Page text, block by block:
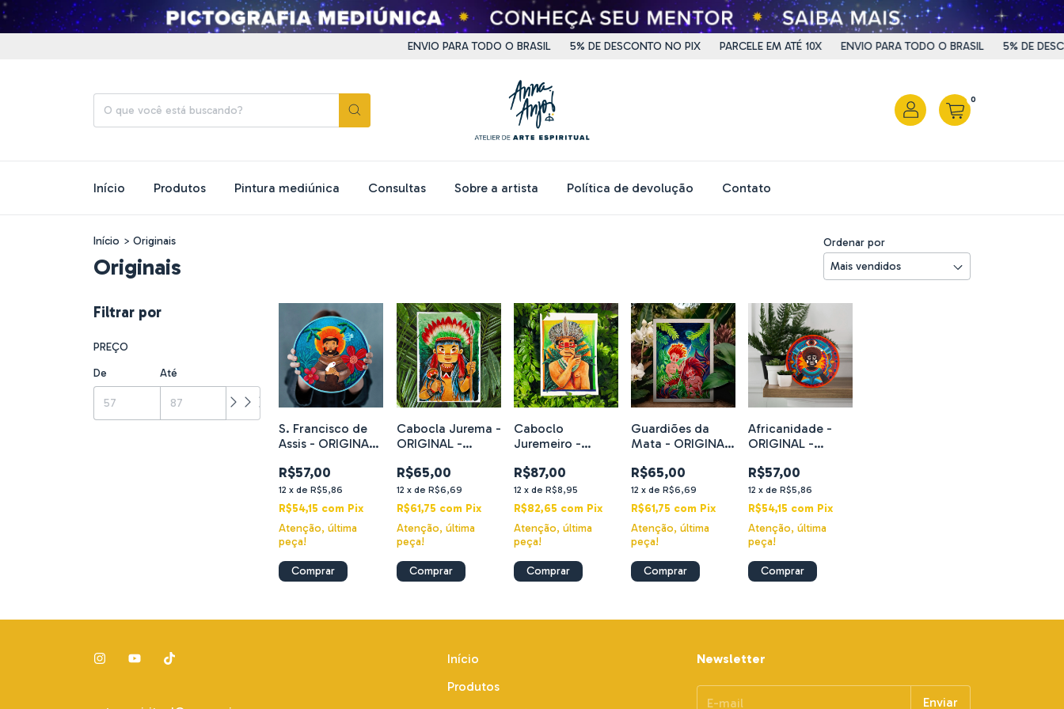
ENVIO PARA TODO O BRASIL 5% DE DESCONTO NO PIX PARCELE EM ATÉ 10X ENVIO PARA TODO O BRASIL 5% DE DESCONTO
0
Início Produtos Pintura mediúnica Consultas Sobre a artista Política de devolução Contato
Início > Originais
Originais
Ordenar por
Filtrar por
PREÇO
De
Até
S. Francisco de
Assis - ORIGINAL
madeira
R$57,00
12 xdeR$5,86
R$54,15 com Pix
Atenção, última
peça!
Cabocla Jurema -
ORIGINAL -
R$65,00
12 x de R$6,69
R$61,75 com Pix
Atenção, última
peça!
Caboclo
Juremeiro -
Mixed media
R$87,00
12 x de R$8,95
R$82,65 com Pix
Atenção, última
peça!
Guardiões da
Mata - ORIGINAL
R$65,00
12 xdeR$6,69
R$61,75 com Pix
Atenção, última
peça!
Africanidade -
ORIGINAL -
madeira
R$57,00
12 xdeR$5,86
R$54,15 com Pix
Atenção, última
peça!
Início
Produtos
Newsletter